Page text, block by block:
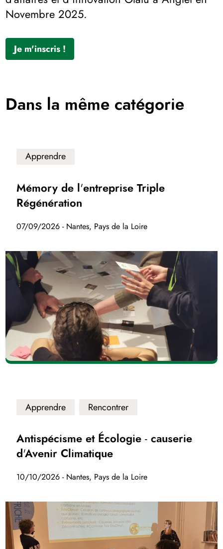
Novembre 2025.
Je m'inscris !
Dans la même catégorie
Apprendre
Mémory de l'entreprise Triple
Régénération
07/09/2026 - Nantes, Pays de la Loire
Apprendre Rencontrer
Antispécisme et Écologie - causerie
d'Avenir Climatique
10/10/2026 - Nantes, Pays de la Loire